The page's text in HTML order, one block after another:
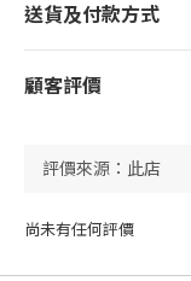
送貨及付款方式
顧客評價
尚未有任何評價